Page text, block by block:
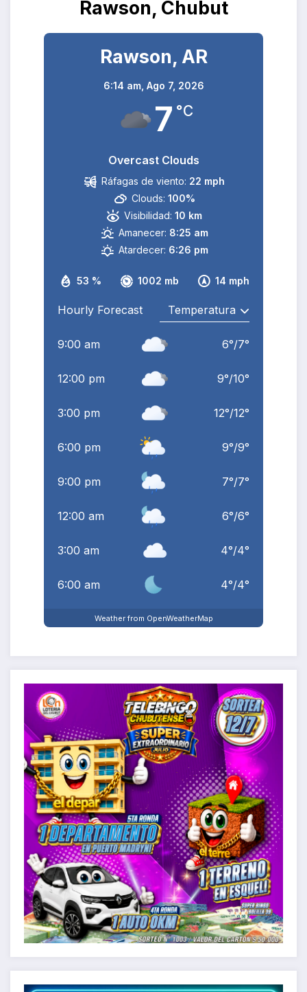
Rawson, Chubut
Rawson, AR
6:14 am, Ago 7, 2026
7 °C
Overcast Clouds
53 % 1002 mb 14 mph
Ráfagas de viento: 22 mph
Clouds: 100%
Visibilidad: 10 km
Amanecer: 8:25 am
Atardecer: 6:26 pm
Hourly Forecast
9:00 am 6°/7°
12:00 pm 9°/10°
3:00 pm 12°/12°
6:00 pm 9°/9°
9:00 pm 7°/7°
12:00 am 6°/6°
3:00 am 4°/4°
6:00 am 4°/4°
Weather from OpenWeatherMap